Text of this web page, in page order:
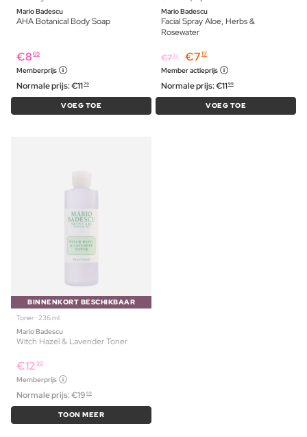
Mario Badescu
AHA Botanical Body Soap
€8 69
Memberprijs
Normale prijs:€1179
VOEG TOE
Mario Badescu
Facial Spray Aloe, Herbs &
Rosewater
€739 €7 17
Member actieprijs
Normale prijs:€1199
VOEG TOE
BINNENKORT BESCHIKBAAR
Toner ⋅ 236 ml
Mario Badescu
Witch Hazel & Lavender Toner
€12 99
Memberprijs
Normale prijs:€19 69
TOON MEER